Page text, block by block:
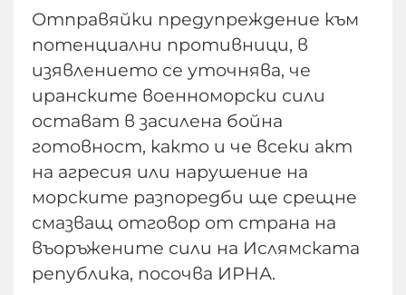
Отправяйки предупреждение към
потенциални противници, в
изявлението се уточнява, че
иранските военноморски сили
остават в засилена бойна
готовност, както и че всеки акт
на агресия или нарушение на
морските разпоредби ще срещне
смазващ отговор от страна на
въоръжените сили на Ислямската
република, посочва ИРНА.